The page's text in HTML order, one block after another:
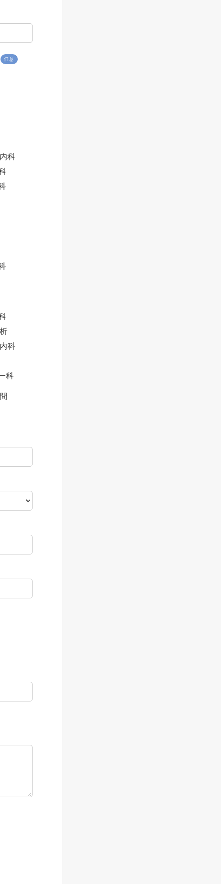
任意
科
科
科